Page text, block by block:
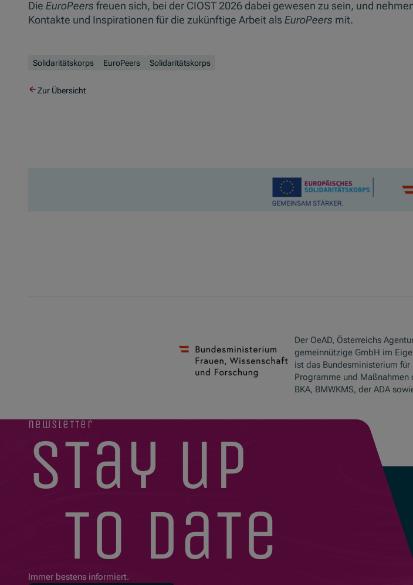
Die EuroPeers freuen sich, bei der CIOST 2026 dabei gewesen zu sein, und
Kontakte und Inspirationen für die zukünftige Arbeit als EuroPeers mit.
Solidaritätskorps EuroPeers Solidaritätskorps
Zur Übersicht
Der OeAD, Österreichs
gemeinnützige GmbH im
ist das Bundesministerium für
Programme und Maßnahmen
BKA, BMWKMS, der ADA
newsletter
stay up
to date
Immer bestens informiert.